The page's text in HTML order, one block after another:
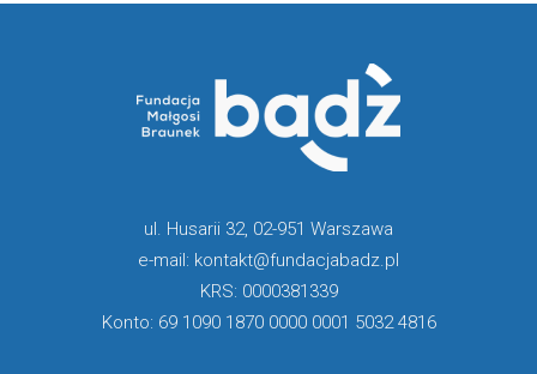
ul. Husarii 32, 02-951 Warszawa
e-mail: kontakt@fundacjabadz.pl
KRS: 0000381339
Konto: 69 1090 1870 0000 0001 5032 4816